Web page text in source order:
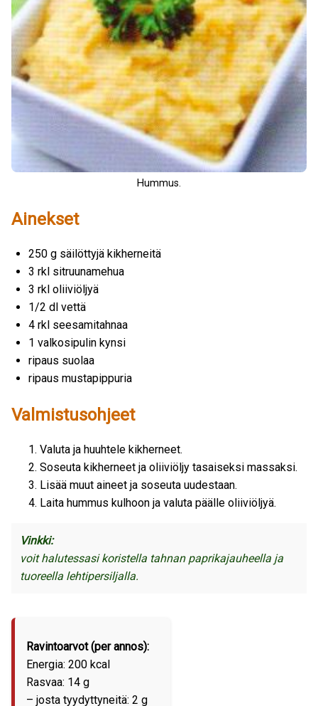
Hummus.
Ainekset
250 g säilöttyjä kikherneitä
3 rkl sitruunamehua
3 rkl oliiviöljyä
1/2 dl vettä
4 rkl seesamitahnaa
1 valkosipulin kynsi
ripaus suolaa
ripaus mustapippuria
Valmistusohjeet
Valuta ja huuhtele kikherneet.
Soseuta kikherneet ja oliiviöljy tasaiseksi massaksi.
Lisää muut aineet ja soseuta uudestaan.
Laita hummus kulhoon ja valuta päälle oliiviöljyä.
Vinkki:
voit halutessasi koristella tahnan paprikajauheella ja
tuoreella lehtipersiljalla.
Ravintoarvot (per annos):
Energia: 200 kcal
Rasvaa: 14 g
– josta tyydyttyneitä: 2 g